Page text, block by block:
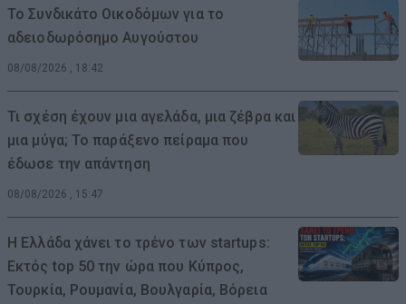
Το Συνδικάτο Οικοδόμων για το
αδειοδωρόσημο Αυγούστου
08/08/2026 , 18:42
Τι σχέση έχουν μια αγελάδα, μια ζέβρα και
μια μύγα; Το παράξενο πείραμα που
έδωσε την απάντηση
08/08/2026 , 15:47
Η Ελλάδα χάνει το τρένο των startups:
Εκτός top 50 την ώρα που Κύπρος,
Τουρκία, Ρουμανία, Βουλγαρία, Βόρεια